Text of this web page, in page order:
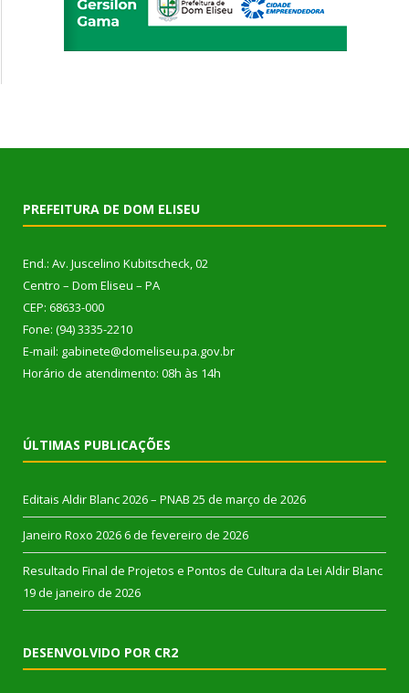
PREFEITURA DE DOM ELISEU
End.: Av. Juscelino Kubitscheck, 02
Centro – Dom Eliseu – PA
CEP: 68633-000
Fone: (94) 3335-2210
E-mail: gabinete@domeliseu.pa.gov.br
Horário de atendimento: 08h às 14h
ÚLTIMAS PUBLICAÇÕES
Editais Aldir Blanc 2026 – PNAB 25 de março de 2026
Janeiro Roxo 2026 6 de fevereiro de 2026
Resultado Final de Projetos e Pontos de Cultura da Lei Aldir Blanc
19 de janeiro de 2026
DESENVOLVIDO POR CR2